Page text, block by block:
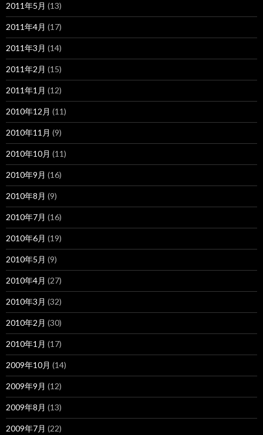
2011年5月 (13)
2011年4月 (17)
2011年3月 (14)
2011年2月 (15)
2011年1月 (12)
2010年12月 (11)
2010年11月 (9)
2010年10月 (11)
2010年9月 (16)
2010年8月 (9)
2010年7月 (16)
2010年6月 (19)
2010年5月 (9)
2010年4月 (27)
2010年3月 (32)
2010年2月 (30)
2010年1月 (17)
2009年10月 (14)
2009年9月 (12)
2009年8月 (13)
2009年7月 (22)